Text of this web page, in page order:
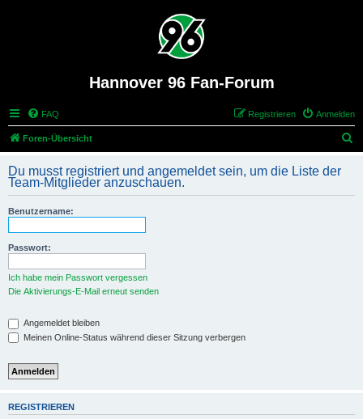
Hannover 96 Fan-Forum
FAQ Anmelden
Registrieren
Foren-Übersicht
h
Du musst registriert und angemeldet sein, um die Liste der
Team-Mitglieder anzuschauen.
Benutzername:
Passwort:
Ich habe mein Passwort vergessen
Die Aktivierungs-E-Mail erneut senden
Angemeldet bleiben
Meinen Online-Status während dieser Sitzung verbergen
REGISTRIEREN